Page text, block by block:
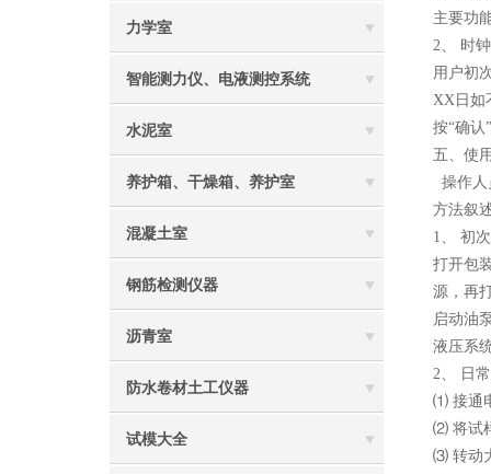
力学室
智能测力仪、电液测控系统
水泥室
养护箱、干燥箱、养护室
混凝土室
钢筋检测仪器
沥青室
防水卷材土工仪器
试模大全
主要功
2、 时
用户初
XX日如
按“确认
五、使
操作人
方法叙
1、 初
打开包
源，再
启动油
液压系
2、 日
⑴ 接通
⑵ 将试
⑶ 转动